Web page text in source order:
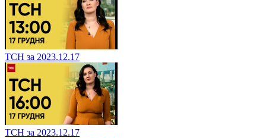
ТСН за 2023.12.17
ТСН за 2023.12.17